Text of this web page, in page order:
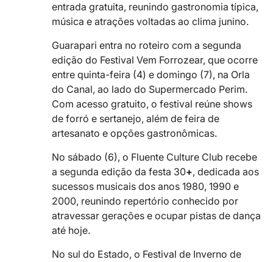
entrada gratuita, reunindo gastronomia típica,
música e atrações voltadas ao clima junino.
Guarapari entra no roteiro com a segunda
edição do Festival Vem Forrozear, que ocorre
entre quinta-feira (4) e domingo (7), na Orla
do Canal, ao lado do Supermercado Perim.
Com acesso gratuito, o festival reúne shows
de forró e sertanejo, além de feira de
artesanato e opções gastronômicas.
No sábado (6), o Fluente Culture Club recebe
a segunda edição da festa 30+, dedicada aos
sucessos musicais dos anos 1980, 1990 e
2000, reunindo repertório conhecido por
atravessar gerações e ocupar pistas de dança
até hoje.
No sul do Estado, o Festival de Inverno de